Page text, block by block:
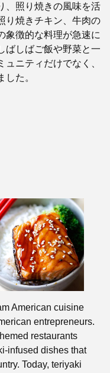
、照り焼きの風味を活
り焼きチキン、牛肉の
象徴的な料理が急速に
ばしばご飯や野菜と一
ニティだけでなく、
た。
American cuisine
entrepreneurs.
restaurants
infused dishes that
Today, teriyaki